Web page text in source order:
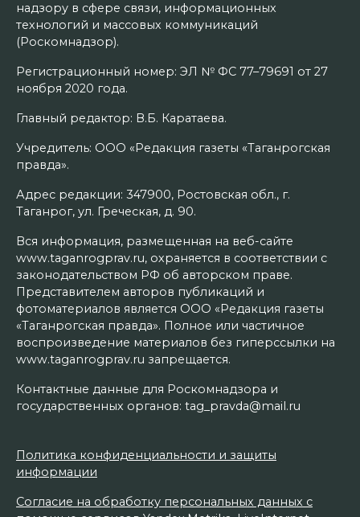
надзору в сфере связи, информационных
технологий и массовых коммуникаций
(Роскомнадзор).
Регистрационный номер: ЭЛ № ФС 77–79691 от 27
ноября 2020 года.
Главный редактор: В.Б. Каратаева.
Учредитель: ООО «Редакция газеты «Таганрогская
правда».
Адрес редакции: 347900, Ростовская обл., г.
Таганрог, ул. Греческая, д. 90.
Вся информация, размещенная на веб-сайте
www.taganrogprav.ru, охраняется в соответствии с
законодательством РФ об авторском праве.
Представителем авторов публикаций и
фотоматериалов является ООО «Редакция газеты
«Таганрогская правда». Полное или частичное
воспроизведение материалов без гиперссылки на
www.taganrogprav.ru запрещается.
Контактные данные для Роскомнадзора и
государственных органов: tag_pravda@mail.ru
Политика конфиденциальности и защиты
информации
Согласие на обработку персональных данных с